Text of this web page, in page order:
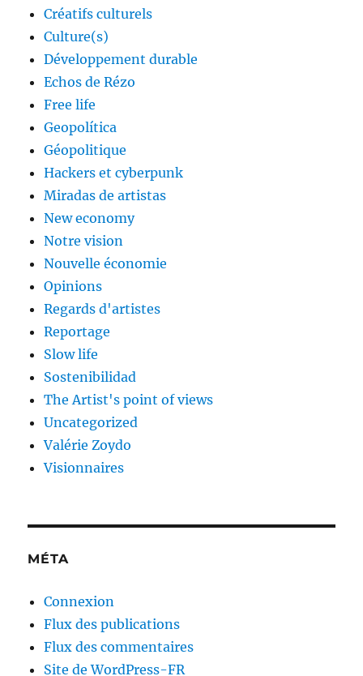
Créatifs culturels
Culture(s)
Développement durable
Echos de Rézo
Free life
Geopolítica
Géopolitique
Hackers et cyberpunk
Miradas de artistas
New economy
Notre vision
Nouvelle économie
Opinions
Regards d'artistes
Reportage
Slow life
Sostenibilidad
The Artist's point of views
Uncategorized
Valérie Zoydo
Visionnaires
MÉTA
Connexion
Flux des publications
Flux des commentaires
Site de WordPress-FR